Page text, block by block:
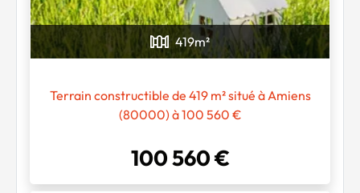
419m²
Terrain constructible de 419 m² situé à Amiens
(80000) à 100 560 €
100 560 €